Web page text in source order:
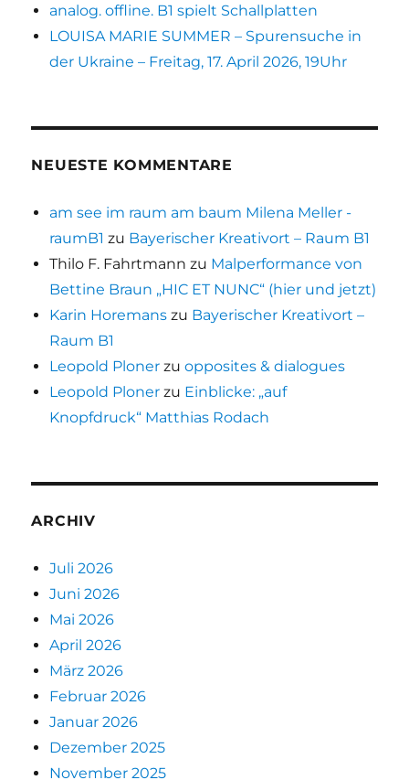
analog. offline. B1 spielt Schallplatten
LOUISA MARIE SUMMER – Spurensuche in
der Ukraine – Freitag, 17. April 2026, 19Uhr
NEUESTE KOMMENTARE
am see im raum am baum Milena Meller -
raumB1 zu Bayerischer Kreativort – Raum B1
Thilo F. Fahrtmann zu Malperformance von
Bettine Braun „HIC ET NUNC“ (hier und jetzt)
Karin Horemans zu Bayerischer Kreativort –
Raum B1
Leopold Ploner zuopposites & dialogues
Leopold Ploner zu Einblicke: „auf
Knopfdruck“ Matthias Rodach
ARCHIV
Juli 2026
Juni 2026
Mai 2026
April 2026
März 2026
Februar 2026
Januar 2026
Dezember 2025
November 2025